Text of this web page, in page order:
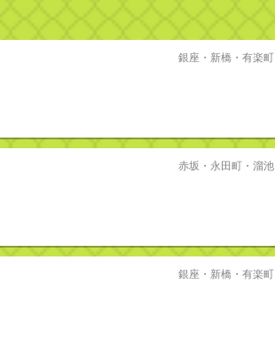
銀座・新橋・有楽町
赤坂・永田町・溜池
銀座・新橋・有楽町